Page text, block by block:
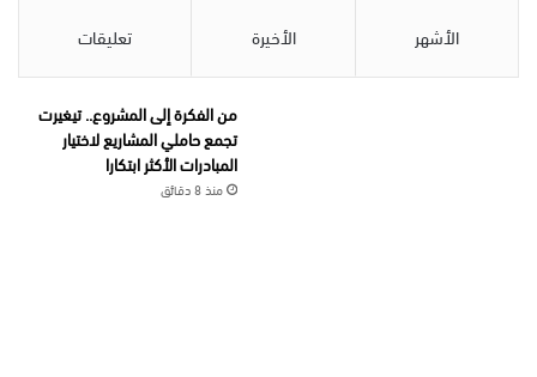
الأشهر الأخيرة تعليقات
من الفكرة إلى المشروع.. تيغيرت
تجمع حاملي المشاريع لاختيار
المبادرات الأكثر ابتكارا
منذ 8 دقائق